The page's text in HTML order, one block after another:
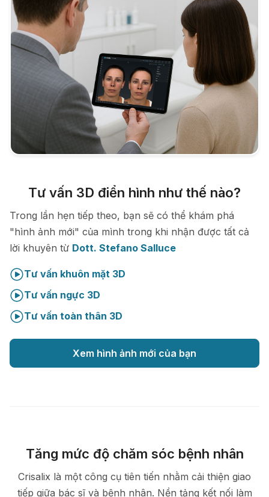
Tư vấn 3D điển hình như thế nào?
Trong lần hẹn tiếp theo, bạn sẽ có thể khám phá
"hình ảnh mới" của mình trong khi nhận được tất cả
lời khuyên từ Dott. Stefano Salluce
Tư vấn khuôn mặt 3D
Tư vấn ngực 3D
Tư vấn toàn thân 3D
Xem hình ảnh mới của bạn
Tăng mức độ chăm sóc bệnh nhân
Crisalix là một công cụ tiên tiến nhằm cải thiện giao
tiếp giữa bác sĩ và bệnh nhân. Nền tảng kết nối làm